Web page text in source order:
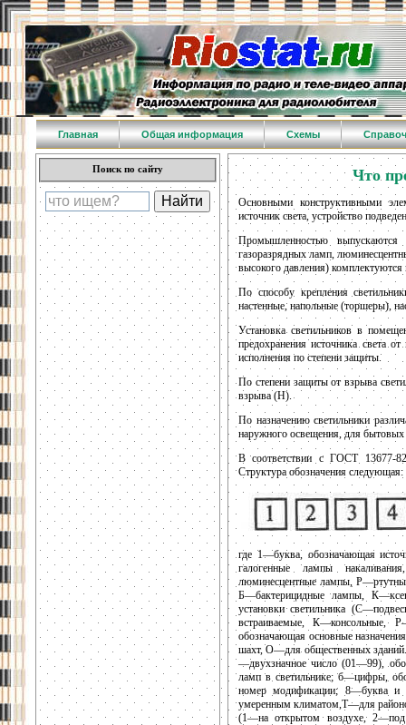
Главная Общая информация Схемы
Поиск по сайту Что
Основными конструктивными
источник света, устройство
Промышленностью выпускаются
газоразрядных ламп,
высокого давления)
По способу крепления
настенные, напольные (торшеры),
Установка светильников в
предохранения источника света
исполнения по степени защиты.
По степени защиты от взрыва
взрыва (Н).
По назначению светильники
наружного освещения, для
В соответствии с ГОСТ 13677-82
Структура обозначения следующая:
где 1—буква, обозначающая
галогенные лампы
люминесцентные лампы,
Б—бактерицидные лампы,
установки светильника
встраиваемые, К—консольные,
обозначающая основные
шахт, О—для общественных
—двухзначное число (01—99),
ламп в светильнике; б—цифры,
номер модификации; 8—буква и
умеренным климатом,Т—для
(1—на открытом воздухе,